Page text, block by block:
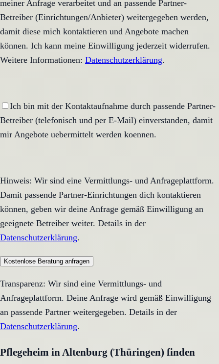
meiner Anfrage verarbeitet und an passende Partner-
Betreiber (Einrichtungen/Anbieter) weitergegeben werden,
damit diese mich kontaktieren und Angebote machen
können. Ich kann meine Einwilligung jederzeit widerrufen.
Weitere Informationen: Datenschutzerklärung.
Ich bin mit der Kontaktaufnahme durch passende Partner-
Betreiber (telefonisch und per E-Mail) einverstanden, damit
mir Angebote uebermittelt werden koennen.
Hinweis: Wir sind eine Vermittlungs- und Anfrageplattform.
Damit passende Partner-Einrichtungen dich kontaktieren
können, geben wir deine Anfrage gemäß Einwilligung an
geeignete Betreiber weiter. Details in der
Datenschutzerklärung.
Kostenlose Beratung anfragen
Transparenz: Wir sind eine Vermittlungs- und
Anfrageplattform. Deine Anfrage wird gemäß Einwilligung
an passende Partner weitergegeben. Details in der
Datenschutzerklärung.
Pflegeheim in Altenburg (Thüringen) finden